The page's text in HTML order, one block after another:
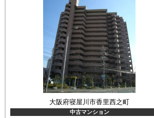
大阪府寝屋川市香里西之町
中古マンション